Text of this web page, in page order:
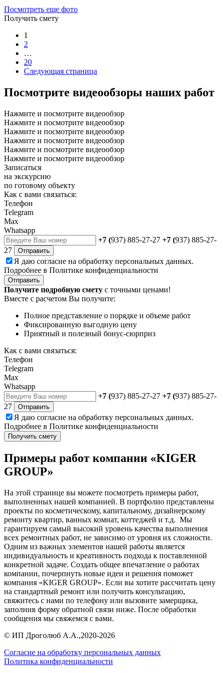
Посмотреть еще фото
Получить смету
1
2
…
20
Следующая страница
Посмотрите видеообзоры наших работ
Нажмите и посмотрите видеообзор
Нажмите и посмотрите видеообзор
Нажмите и посмотрите видеообзор
Нажмите и посмотрите видеообзор
Нажмите и посмотрите видеообзор
Нажмите и посмотрите видеообзор
Записаться
на экскурсию
по готовому объекту
Как с вами связаться:
Телефон
Telegram
Max
Whatsapp
+7 (937) 885-27-27 +7 (937) 885-27-
27
Отправить
Я даю согласие на обработку персональных данных.
Подробнее в Политике конфиденциальности
Отправить
Получите подробную смету с точными ценами!
Вместе с расчетом Вы получите:
Полное представление о порядке и объеме работ
Фиксированную выгодную цену
Приятный и полезный бонус-сюрприз
Как с вами связаться:
Телефон
Telegram
Max
Whatsapp
+7 (937) 885-27-27 +7 (937) 885-27-
27
Отправить
Я даю согласие на обработку персональных данных.
Подробнее в Политике конфиденциальности
Получить смету
Примеры работ компании «KIGER
GROUP»
На этой странице вы можете посмотреть примеры работ,
выполненных нашей компанией. В портфолио представлены
проекты по косметическому, капитальному, дизайнерскому
ремонту квартир, ванных комнат, коттеджей и т.д. Мы
гарантируем самый высокий уровень качества выполнения
всех ремонтных работ, не зависимо от уровня их сложности.
Одним из важных элементов нашей работы является
индивидуальность и креативность подхода к поставленной
конкретной задаче. Создать общее впечатление о работах
компании, почерпнуть новые идеи и решения поможет
компания «KIGER GROUP». Если вы хотите рассчитать цену
на стандартный ремонт или получить консультацию,
свяжитесь с нами по телефону или вызовите замерщика,
заполнив форму обратной связи ниже. После обработки
сообщения мы свяжемся с вами.
© ИП Дроголюб А.А.,2020-2026
Согласие на обработку персональных данных
Политика конфиденциальности